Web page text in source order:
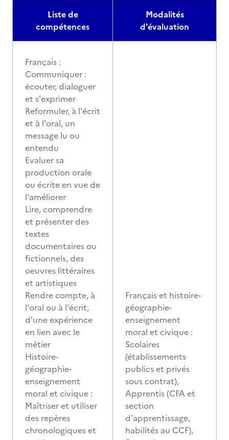
Liste de
compétences
Modalités
d'évaluation
Français :
Communiquer :
écouter, dialoguer
et s'exprimer
Reformuler, à l'écrit
et à l'oral, un
message lu ou
entendu
Evaluer sa
production orale
ou écrite en vue de
l'améliorer
Lire, comprendre
et présenter des
textes
documentaires ou
fictionnels, des
oeuvres littéraires
et artistiques
Rendre compte, à
l'oral ou à l'écrit,
d'une expérience
en lien avec le
métier
Histoire-
géographie-
enseignement
moral et civique :
Maîtriser et utiliser
des repères
chronologiques et
Français et histoire-
géographie-
enseignement
moral et civique :
Scolaires
(établissements
publics et privés
sous contrat),
Apprentis (CFA et
section
d'apprentissage,
habilités au CCF),